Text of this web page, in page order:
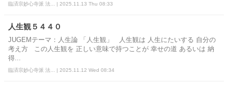
臨済宗妙心寺派 法... | 2025.11.13 Thu 08:33
人生観５４４０
JUGEMテーマ：人生論 「人生観」 人生観は 人生にたいする 自分の
考え方 この人生観を 正しい意味で持つことが 幸せの道 あるいは 納
得...
臨済宗妙心寺派 法... | 2025.11.12 Wed 08:34